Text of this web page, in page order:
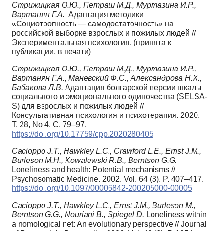
Стрижицкая О.Ю., Петраш М.Д., Муртазина И.Р.,
Вартанян Г.А. Адаптация методики
«Социотропность — самодостаточность» на
российской выборке взрослых и пожилых людей //
Экспериментальная психология. (принята к
публикации, в печати)
Стрижицкая О.Ю., Петраш М.Д., Муртазина И.Р.,
Вартанян Г.А., Маневский Ф.С., Александрова Н.Х.,
Бабакова Л.В. Адаптация болгарской версии шкалы
социального и эмоционального одиночества (SELSA-
S) для взрослых и пожилых людей //
Консультативная психология и психотерапия. 2020.
Т. 28, No 4. С. 79–97.
https://doi.org/10.17759/cpp.2020280405
Cacioppo J.T., Hawkley L.C., Crawford L.E., Ernst J.M.,
Burleson M.H., Kowalewski R.B., Berntson G.G.
Loneliness and health: Potential mechanisms //
Psychosomatic Medicine. 2002. Vol. 64 (3). P. 407–417.
https://doi.org/10.1097/00006842-200205000-00005
Cacioppo J.T., Hawkley L.C., Ernst J.M., Burleson M.,
Berntson G.G., Nouriani B., Spiegel D. Loneliness within
a nomological net: An evolutionary perspective // Journal